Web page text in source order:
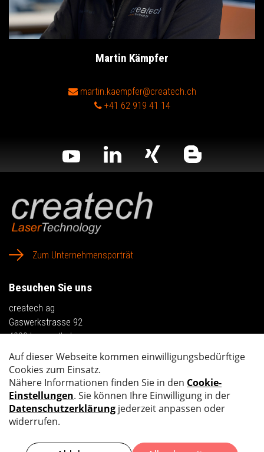
Martin Kämpfer
martin.kaempfer@createch.ch
+41 62 919 41 14
Zum Unternehmensporträt
Besuchen Sie uns
createch ag
Gaswerkstrasse 92
4900 Langenthal
Anfahrt planen
Kontaktieren Sie uns
Tel.+41 62 919 41 21